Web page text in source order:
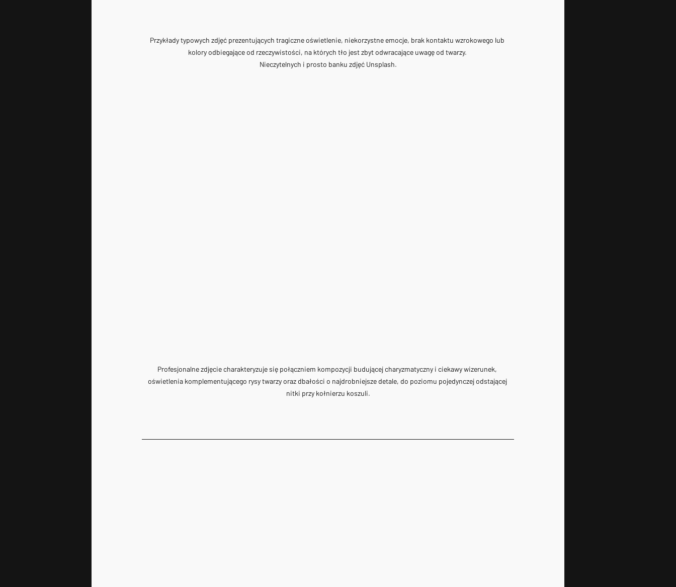
Przykłady typowych zdjęć prezentujących tragiczne oświetlenie, niekorzystne emocje, brak kontaktu wzrokowego lub
kolory odbiegające od rzeczywistości, na których tło jest zbyt odwracające uwagę od twarzy.
Nieczytelnych i prosto banku zdjęć Unsplash.
Profesjonalne zdjęcie charakteryzuje się połączniem kompozycji budującej charyzmatyczny i ciekawy wizerunek,
oświetlenia komplementującego rysy twarzy oraz dbałości o najdrobniejsze detale, do poziomu pojedynczej odstającej
nitki przy kołnierzu koszuli.